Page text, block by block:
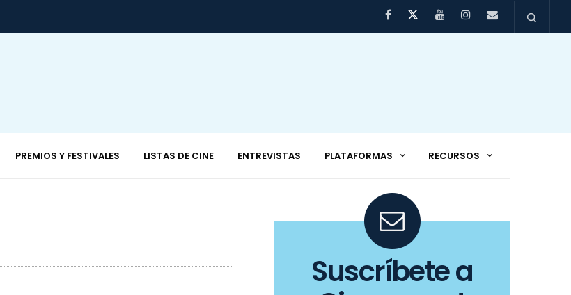
PREMIOS Y FESTIVALES LISTAS DE CINE ENTREVISTAS PLATAFORMAS RECURSOS
Suscríbete a